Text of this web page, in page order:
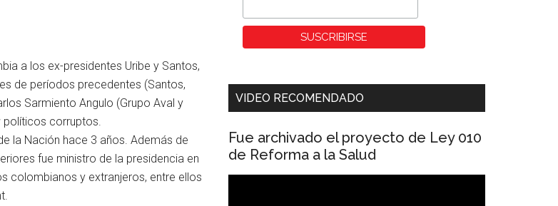
a los ex-presidentes Uribe y Santos,
de períodos precedentes (Santos,
Sarmiento Angulo (Grupo Aval y
políticos corruptos.
la Nación hace 3 años. Además de
fue ministro de la presidencia en
colombianos y extranjeros, entre ellos
VIDEO RECOMENDADO
Fue archivado el proyecto de Ley 010
de Reforma a la Salud